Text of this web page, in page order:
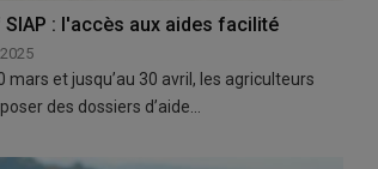
: l'accès aux aides facilité
mars et jusqu’au 30 avril, les agriculteurs
des dossiers d’aide…